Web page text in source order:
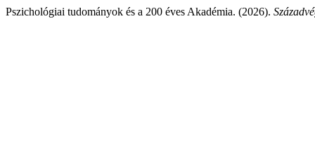
Pszichológiai tudományok és a 200 éves Akadémia. (2026).